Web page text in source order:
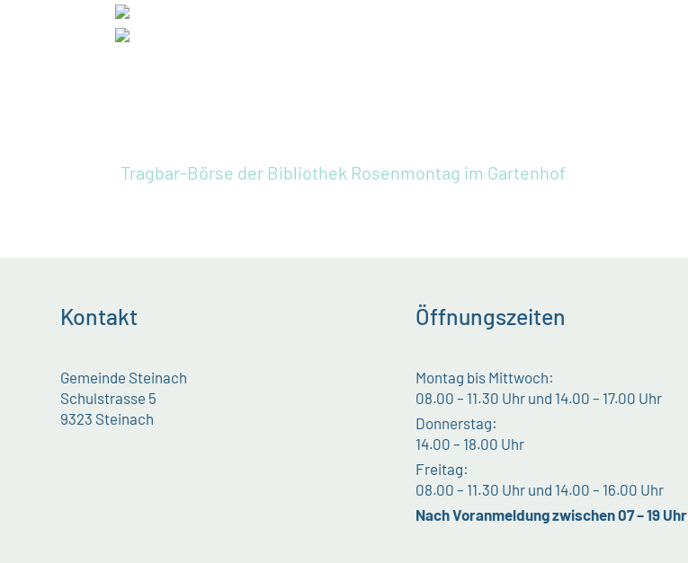
Tragbar-Börse der Bibliothek Rosenmontag im Gartenhof
Kontakt
Gemeinde Steinach
Schulstrasse 5
9323 Steinach
Öffnungszeiten
Montag bis Mittwoch:
08.00 – 11.30 Uhr und 14.00 – 17.00 Uhr
Donnerstag:
14.00 – 18.00 Uhr
Freitag:
08.00 – 11.30 Uhr und 14.00 – 16.00 Uhr
Nach Voranmeldung zwischen 07 – 19 Uhr